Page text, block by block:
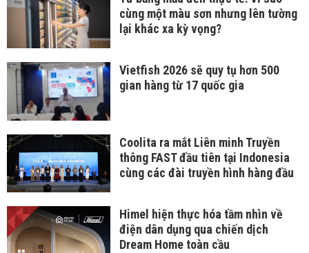
cùng một màu sơn nhưng lên tường
lại khác xa kỳ vọng?
Vietfish 2026 sẽ quy tụ hơn 500
gian hàng từ 17 quốc gia
Coolita ra mắt Liên minh Truyền
thông FAST đầu tiên tại Indonesia
cùng các đài truyền hình hàng đầu
Himel hiện thực hóa tầm nhìn về
điện dân dụng qua chiến dịch
Dream Home toàn cầu